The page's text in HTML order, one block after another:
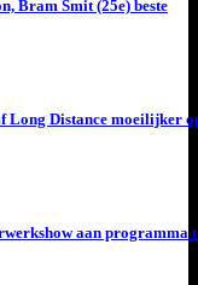
Bram Smit (25e) beste
Long Distance moeilijker
aan programma